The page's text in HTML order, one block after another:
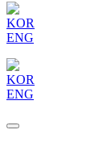
KOR
ENG
KOR
ENG